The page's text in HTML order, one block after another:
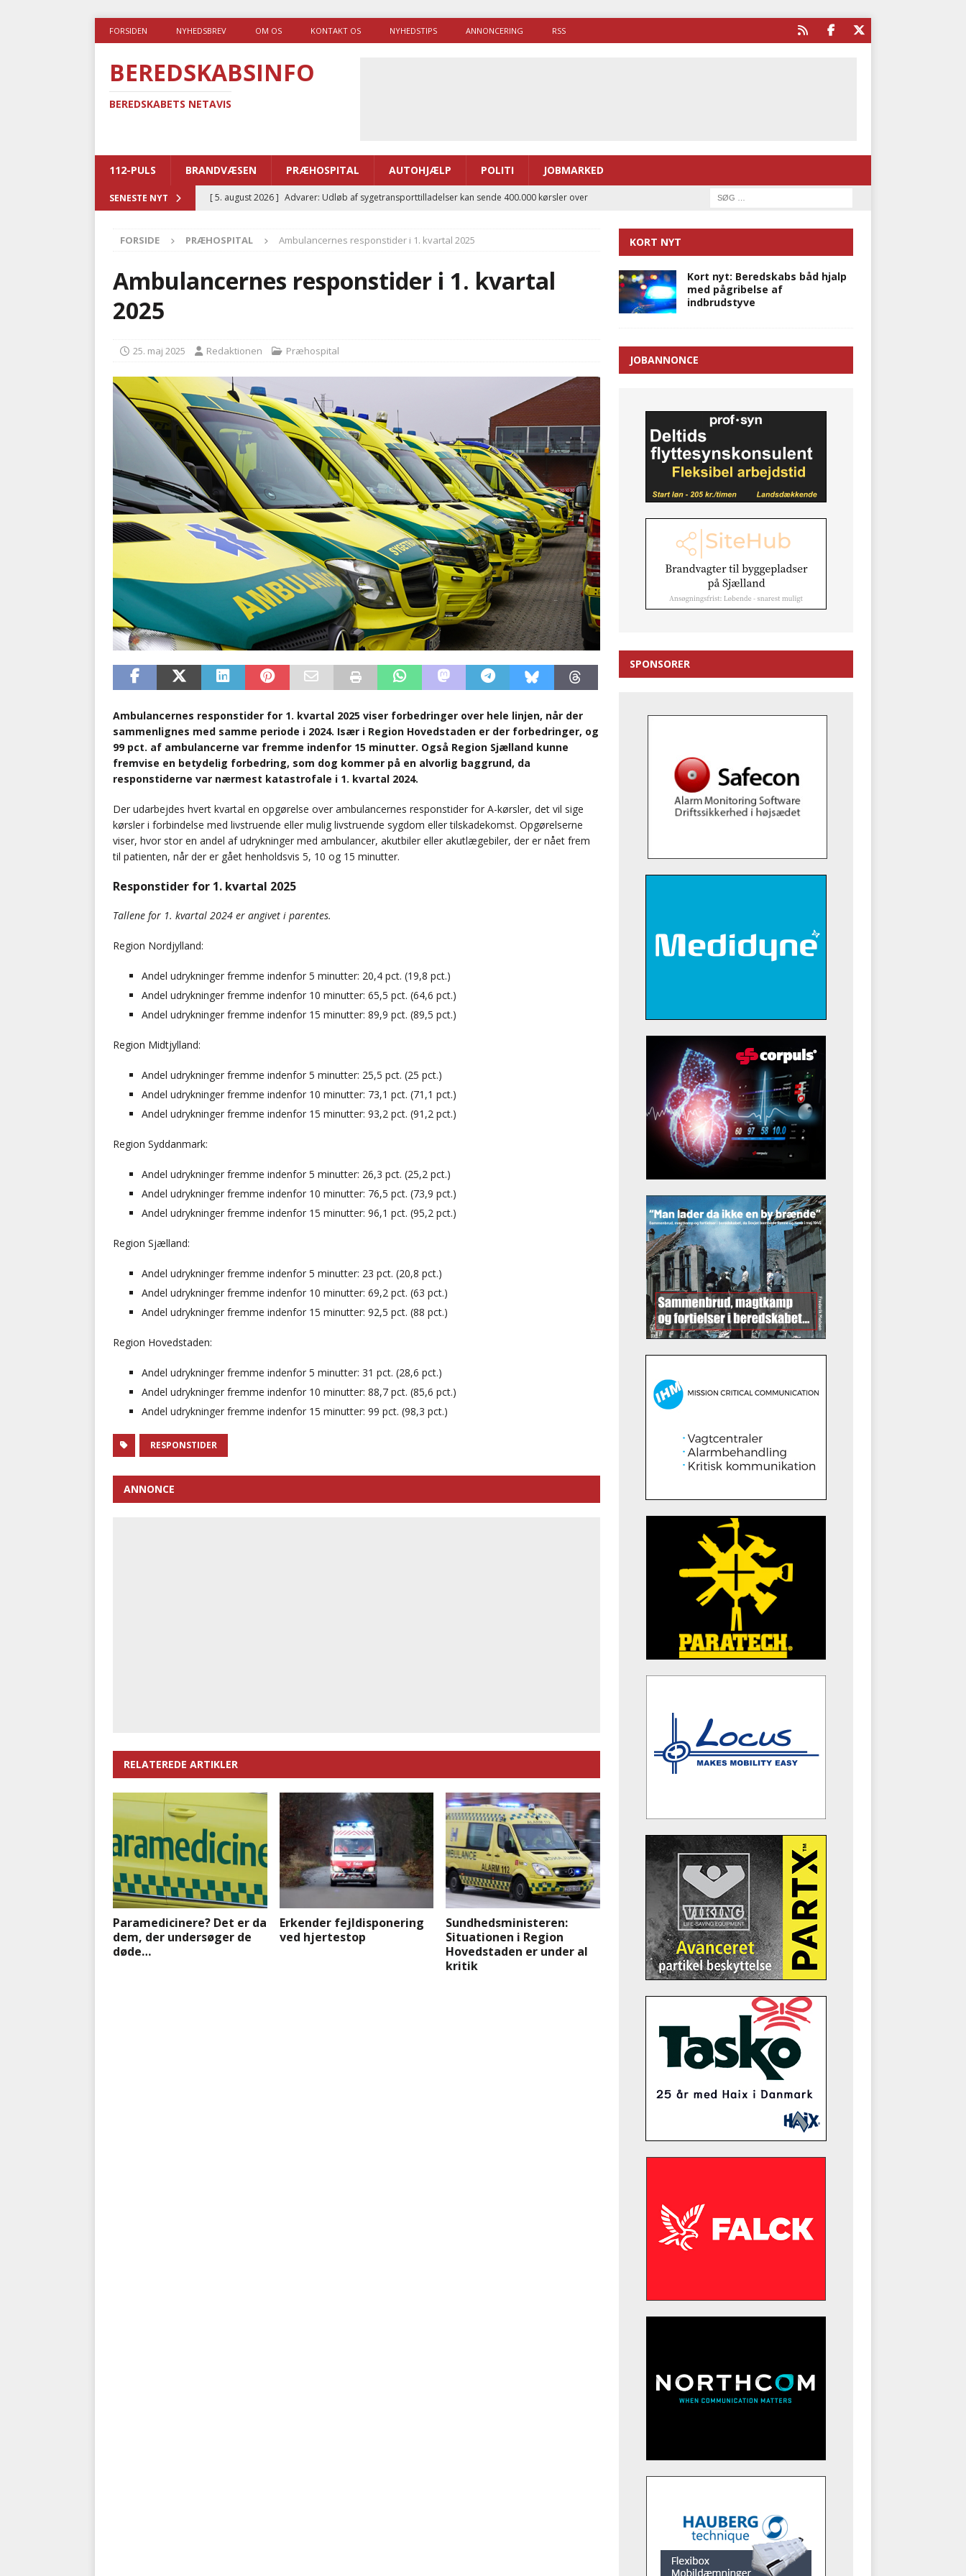
FORSIDEN NYHEDSBREV OM OS KONTAKT OS NYHEDSTIPS ANNONCERING RSS
BEREDSKABSINFO
BEREDSKABETS NETAVIS
112-PULS BRANDVÆSEN PRÆHOSPITAL AUTOHJÆLP POLITI JOBMARKED
SENESTE NYT [ 5. august 2026 ] Advarer: Udløb af sygetransporttilladelser kan sende 400.000 kørsler over
[ 5. august 2026 ] Ny ambulance og el-sygetransportvogn til Samsø
Brandvæsenerne brugte lidt længere tid på at komme af sted i 2025
POLITI
BRANDVÆSEN
FORSIDE PRÆHOSPITAL Ambulancernes responstider i 1. kvartal 2025
Ambulancernes responstider i 1. kvartal
2025
25. maj 2025 Redaktionen Præhospital
Ambulancernes responstider for 1. kvartal 2025 viser forbedringer over hele linjen, når der
sammenlignes med samme periode i 2024. Især i Region Hovedstaden er der forbedringer, og
99 pct. af ambulancerne var fremme indenfor 15 minutter. Også Region Sjælland kunne
fremvise en betydelig forbedring, som dog kommer på en alvorlig baggrund, da
responstiderne var nærmest katastrofale i 1. kvartal 2024.
Der udarbejdes hvert kvartal en opgørelse over ambulancernes responstider for A-kørsler, det vil sige
kørsler i forbindelse med livstruende eller mulig livstruende sygdom eller tilskadekomst. Opgørelserne
viser, hvor stor en andel af udrykninger med ambulancer, akutbiler eller akutlægebiler, der er nået frem
til patienten, når der er gået henholdsvis 5, 10 og 15 minutter.
Responstider for 1. kvartal 2025
Tallene for 1. kvartal 2024 er angivet i parentes.
Region Nordjylland:
Andel udrykninger fremme indenfor 5 minutter: 20,4 pct. (19,8 pct.)
Andel udrykninger fremme indenfor 10 minutter: 65,5 pct. (64,6 pct.)
Andel udrykninger fremme indenfor 15 minutter: 89,9 pct. (89,5 pct.)
Region Midtjylland:
Andel udrykninger fremme indenfor 5 minutter: 25,5 pct. (25 pct.)
Andel udrykninger fremme indenfor 10 minutter: 73,1 pct. (71,1 pct.)
Andel udrykninger fremme indenfor 15 minutter: 93,2 pct. (91,2 pct.)
Region Syddanmark:
Andel udrykninger fremme indenfor 5 minutter: 26,3 pct. (25,2 pct.)
Andel udrykninger fremme indenfor 10 minutter: 76,5 pct. (73,9 pct.)
Andel udrykninger fremme indenfor 15 minutter: 96,1 pct. (95,2 pct.)
Region Sjælland:
Andel udrykninger fremme indenfor 5 minutter: 23 pct. (20,8 pct.)
Andel udrykninger fremme indenfor 10 minutter: 69,2 pct. (63 pct.)
Andel udrykninger fremme indenfor 15 minutter: 92,5 pct. (88 pct.)
Region Hovedstaden:
Andel udrykninger fremme indenfor 5 minutter: 31 pct. (28,6 pct.)
Andel udrykninger fremme indenfor 10 minutter: 88,7 pct. (85,6 pct.)
Andel udrykninger fremme indenfor 15 minutter: 99 pct. (98,3 pct.)
RESPONSTIDER
ANNONCE
RELATEREDE ARTIKLER
Paramedicinere? Det er da
dem, der undersøger de
døde…
Erkender fejldisponering
ved hjertestop
Sundhedsministeren:
Situationen i Region
Hovedstaden er under al
kritik
KORT NYT
Kort nyt: Beredskabs båd hjalp
med pågribelse af
indbrudstyve
JOBANNONCE
SPONSORER